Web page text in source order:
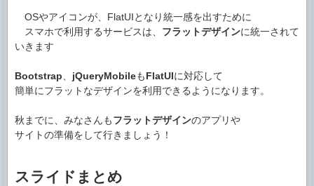
OSやアイコンが、FlatUIとなり統一感を出すために
スマホで利用するサービスは、 フラットデザインに統一されて
いきます
Bootstrap jQueryMobileもFlatUIに対応して
簡単にフラットなデザインを利用できるようになります。
秋までに、みなさんもフラットデザインのアプリや
サイトの準備をして行きましょう！
スライドまとめ